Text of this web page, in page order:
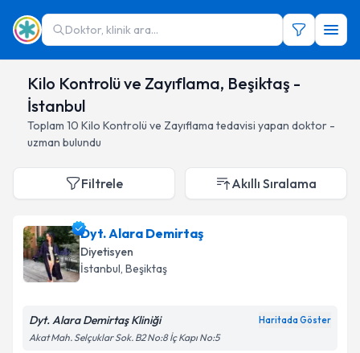
Doktor, klinik ara...
Kilo Kontrolü ve Zayıflama, Beşiktaş -
İstanbul
Toplam 10 Kilo Kontrolü ve Zayıflama tedavisi yapan doktor -
uzman bulundu
Filtrele Akıllı Sıralama
Dyt. Alara Demirtaş
Diyetisyen
İstanbul, Beşiktaş
Dyt. Alara Demirtaş Kliniği Haritada Göster
Akat Mah. Selçuklar Sok. B2 No:8 İç Kapı No:5